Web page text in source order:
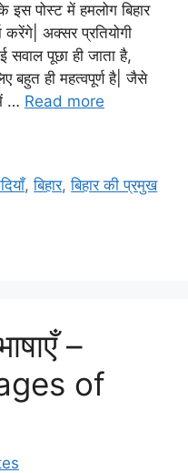
पोस्ट में हमलोग बिहार
करेंगे| अक्सर प्रतियोगी
सवाल पूछा ही जाता है,
बहुत ही महत्वपूर्ण है| जैसे
… Read more
,बिहार,बिहार की प्रमुख
–
of